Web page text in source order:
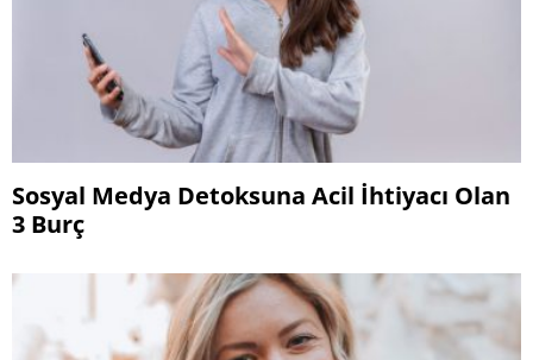
Sosyal Medya Detoksuna Acil İhtiyacı Olan
3 Burç